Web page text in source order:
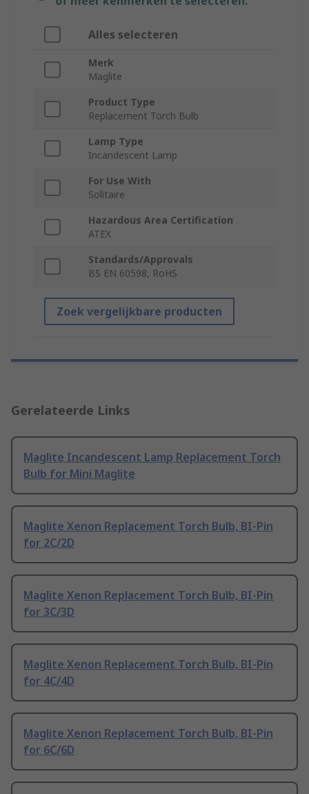
Alles selecteren
Merk
Maglite
Product Type
Replacement Torch Bulb
Lamp Type
Incandescent Lamp
For Use With
Solitaire
Hazardous Area Certification
ATEX
Standards/Approvals
BS EN 60598, RoHS
Zoek vergelijkbare producten
Gerelateerde Links
Maglite Incandescent Lamp Replacement Torch
Bulb for Mini Maglite
Maglite Xenon Replacement Torch Bulb, BI-Pin
for 2C/2D
Maglite Xenon Replacement Torch Bulb, BI-Pin
for 3C/3D
Maglite Xenon Replacement Torch Bulb, BI-Pin
for 4C/4D
Maglite Xenon Replacement Torch Bulb, BI-Pin
for 6C/6D